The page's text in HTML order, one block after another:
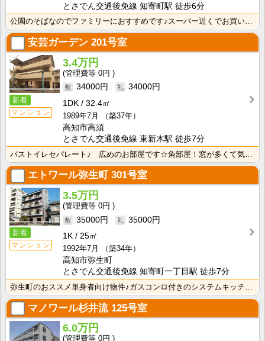
とさでん交通後免線 知寄町駅 徒歩6分
公園のそばなのでファミリーにおすすめです♪スーパー近くでお買い物にも便利です！ 収納スペースがたくさ･･･
安芸ガーデン 201号室
新着
マンション
3.4万円
0円
34000円
34000円
1DK
32.4㎡
1989年7月
（築37年）
高知市高須
とさでん交通後免線 東新木駅 徒歩7分
エトワール弥生町 301号室
新着
マンション
3.5万円
0円
35000円
35000円
1K
25㎡
1992年7月
（築34年）
高知市弥生町
とさでん交通後免線 知寄町一丁目駅 徒歩7分
マノワール杉井流125号室
6.0万円
0円